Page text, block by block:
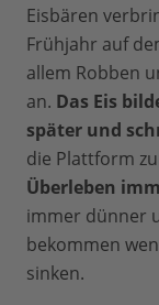
Eisbären
Frühjahr auf
allem Robben
an. Das Eis
später und
die Plattform
Überleben
immer dünner
bekommen
sinken.